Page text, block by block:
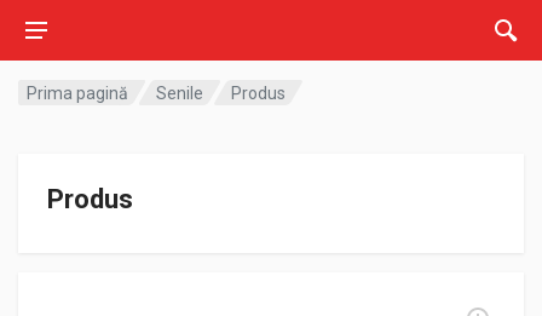
Prima pagină Senile Produs
Produs